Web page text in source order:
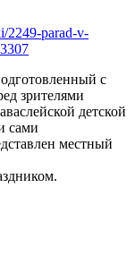
2249-parad-v-
с
зрителями
детской
сами
местный